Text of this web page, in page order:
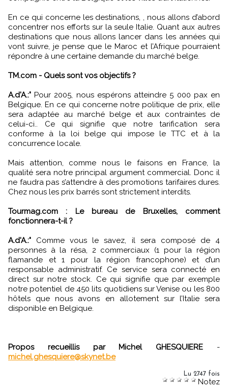
En ce qui concerne les destinations, , nous allons d’abord
concentrer nos efforts sur la seule Italie. Quant aux autres
destinations que nous allons lancer dans les années qui
vont suivre, je pense que le Maroc et l’Afrique pourraient
répondre à une certaine demande du marché belge.
TM.com - Quels sont vos objectifs ?
A.d'A.:" Pour 2005, nous espérons atteindre 5 000 pax en
Belgique. En ce qui concerne notre politique de prix, elle
sera adaptée au marché belge et aux contraintes de
celui-ci.. Ce qui signifie que notre tarification sera
conforme à la loi belge qui impose le TTC et à la
concurrence locale.
Mais attention, comme nous le faisons en France, la
qualité sera notre principal argument commercial. Donc il
ne faudra pas s’attendre à des promotions tarifaires dures.
Chez nous les prix barrés sont strictement interdits.
Tourmag.com : Le bureau de Bruxelles, comment
fonctionnera-t-il ?
A.d'A.:" Comme vous le savez, il sera composé de 4
personnes à la résa, 2 commerciaux (1 pour la région
flamande et 1 pour la région francophone) et d’un
responsable administratif. Ce service sera connecté en
direct sur notre stock. Ce qui signifie que par exemple
notre potentiel de 450 lits quotidiens sur Venise ou les 800
hôtels que nous avons en allotement sur l’Italie sera
disponible en Belgique.
Propos recueillis par Michel GHESQUIERE -
michel.ghesquiere@skynet.be
Lu 2747 fois
Notez